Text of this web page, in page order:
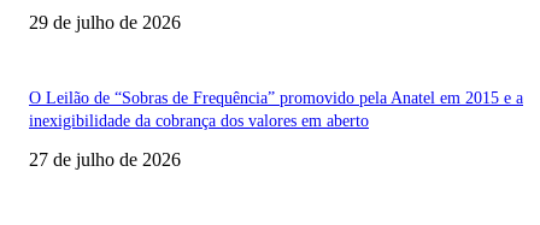
29 de julho de 2026
O Leilão de “Sobras de Frequência” promovido pela Anatel em 2015 e a
inexigibilidade da cobrança dos valores em aberto
27 de julho de 2026